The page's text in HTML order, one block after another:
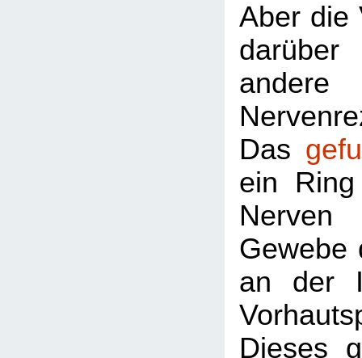
Aber die
Das
ein
Nerven
Gewebe
an der
Dieses